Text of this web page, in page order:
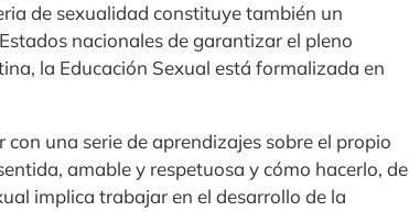
de sexualidad constituye también un
nacionales de garantizar el pleno
la Educación Sexual está formalizada en
una serie de aprendizajes sobre el propio
amable y respetuosa y cómo hacerlo, de
implica trabajar en el desarrollo de la